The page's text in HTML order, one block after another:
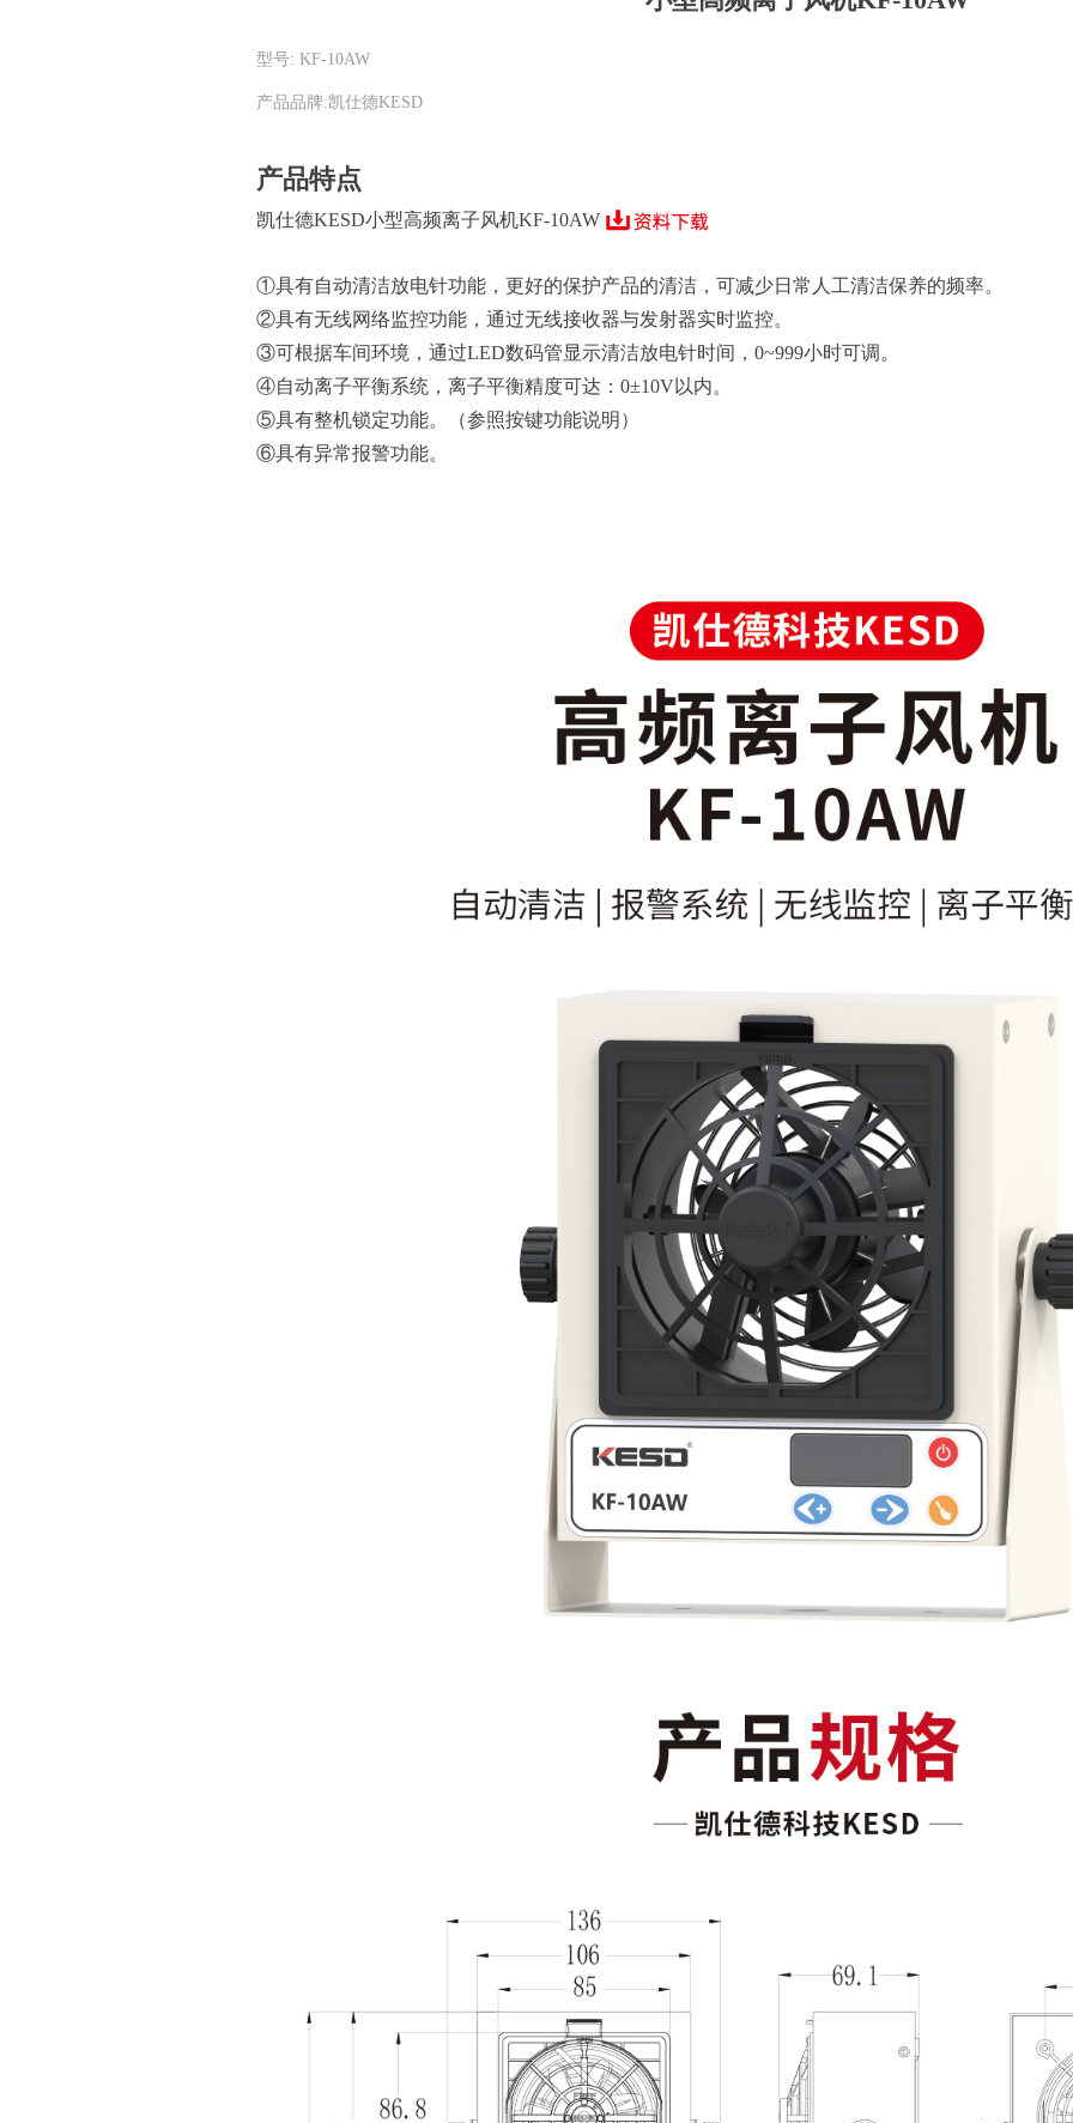
型号: KF-10AW
产品品牌:凯仕德KESD
产品特点
凯仕德KESD小型高频离子风机KF-10AW
①具有自动清洁放电针功能，更好的保护产品的清洁，可减少日常人工清洁保养的频率。
②具有无线网络监控功能，通过无线接收器与发射器实时监控。
③可根据车间环境，通过LED数码管显示清洁放电针时间，0~999小时可调。
④自动离子平衡系统，离子平衡精度可达：0±10V以内。
⑤具有整机锁定功能。（参照按键功能说明）
⑥具有异常报警功能。